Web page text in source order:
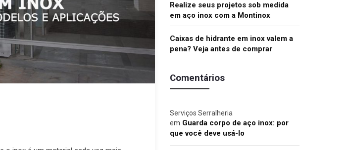
Realize seus projetos sob medida
em aço inox com a Montinox
Caixas de hidrante em inox valem a
pena? Veja antes de comprar
Comentários
Serviços Serralheria
em Guarda corpo de aço inox: por
que você deve usá-lo